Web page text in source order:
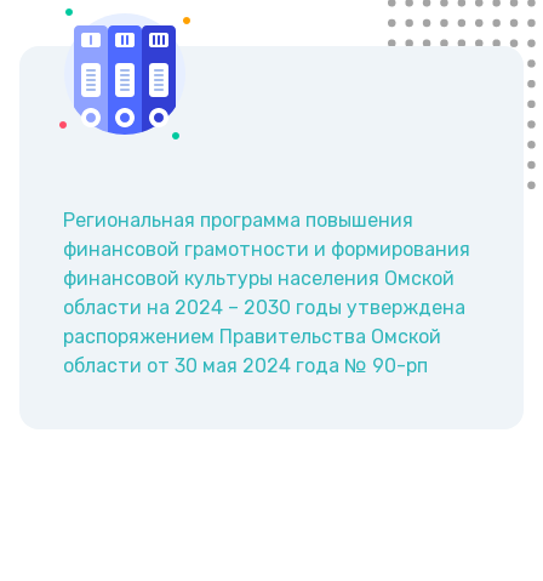
Региональная программа повышения
финансовой грамотности и формирования
финансовой культуры населения Омской
области на 2024 – 2030 годы утверждена
распоряжением Правительства Омской
области от 30 мая 2024 года № 90-рп